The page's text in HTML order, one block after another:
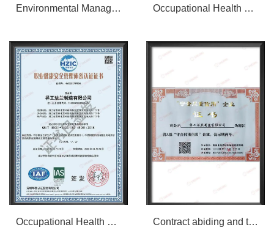
Environmental Management System Certification - Chinese Occupational Health and Safety Management System Certification - English
Occupational Health and Safety Management System Certification - Chinese Contract abiding and trustworthy enterprise